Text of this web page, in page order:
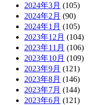
2024年3月 (105)
2024年2月 (90)
2024年1月 (105)
2023年12月 (104)
2023年11月 (106)
2023年10月 (109)
2023年9月 (121)
2023年8月 (146)
2023年7月 (144)
2023年6月 (121)